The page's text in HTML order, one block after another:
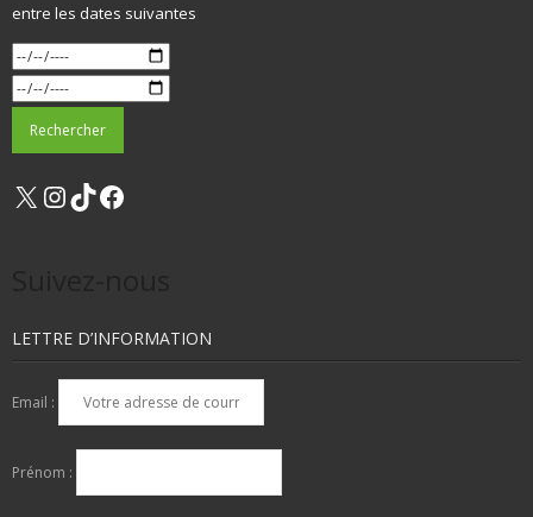
entre les dates suivantes
X Instagram
TikTok
LETTRE D’INFORMATION
Email :
Prénom :